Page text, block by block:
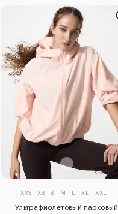
XXS XS S M L XL XXL
Ультрафиолетовый парковый